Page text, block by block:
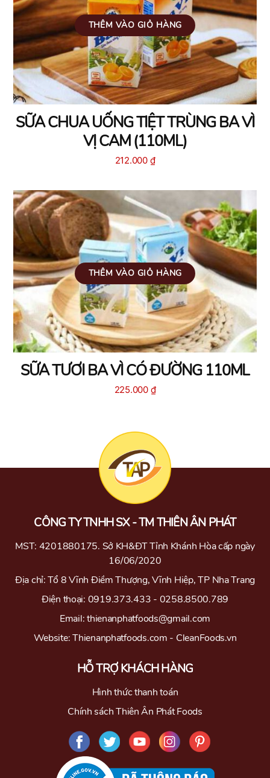
SỮA CHUA UỐNG TIỆT TRÙNG BA VÌ
VỊ CAM (110ML)
212.000 ₫
THÊM VÀO GIỎ HÀNG
SỮA TƯƠI BA VÌ CÓ ĐƯỜNG 110ML
225.000 ₫
THÊM VÀO GIỎ HÀNG
CÔNG TY TNHH SX - TM THIÊN ÂN PHÁT
MST: 4201880175. Sở KH&ĐT Tỉnh Khánh Hòa cấp ngày
16/06/2020
Địa chỉ: Tổ 8 Vĩnh Điềm Thượng, Vĩnh Hiệp, TP Nha Trang
Điện thoại: 0919.373.433 - 0258.8500.789
Email: thienanphatfoods@gmail.com
Website: Thienanphatfoods.com - CleanFoods.vn
HỖ TRỢ KHÁCH HÀNG
Hình thức thanh toán
Chính sách Thiên Ân Phát Foods